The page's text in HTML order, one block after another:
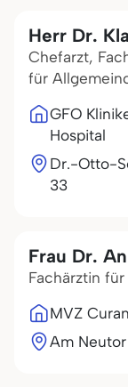
Herr Dr.
Chefarzt,
für
GFO
Hospital
Dr.-Otto-
33
Frau Dr.
Fachärztin
MVZ
Am